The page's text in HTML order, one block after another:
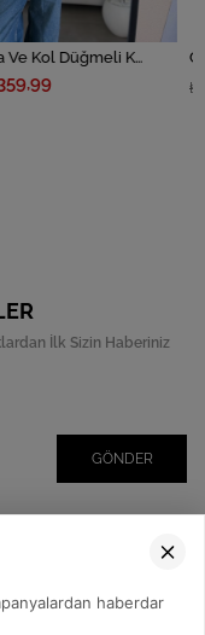
Neon Yaka Ve Kol Düğmeli Kazak
İlk Sizin Haberiniz
GÖNDER
haberdar